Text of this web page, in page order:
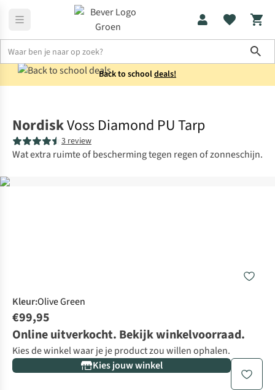
Back to schooldeals!
NordiskVoss Diamond PU Tarp
3 review
Wat extra ruimte of bescherming tegen regen of zonneschijn.
Kleur:Olive Green
€99,95
Online uitverkocht. Bekijk winkelvoorraad.
Kies de winkel waar je je product zou willen ophalen.
Kies jouw winkel